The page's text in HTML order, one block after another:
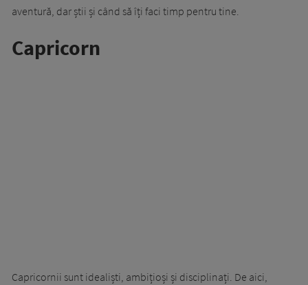
aventură, dar știi și când să îți faci timp pentru tine.
Capricorn
Capricornii sunt idealiști, ambițioși și disciplinați. De aici,